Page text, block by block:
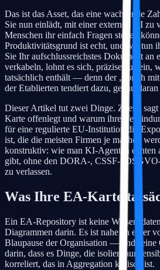
Das ist das Asset, das eine wachsende
Sie nun einlädt, mit einer externen KI zu
Menschen ihr einfach Fragen stellen
Produktivitätsgrund ist echt, und wir tun
Sie Ihr aufschlussreichstes Dokument
verkabeln, lohnt es sich, präzise zu sein,
tatsächlich enthält — denn der „sprich
der Etablierten tendiert dazu, genau
Dieser Artikel tut zwei Dinge. Zuerst
Karte offenlegt und warum ihre
für eine regulierte EU-Institution die
ist, die die meisten Firmen je machen
konstruktiv: wie man KI-Agenten echten
gibt, ohne den DORA-, CSSF-,
zu verlassen.
Was Ihre EA-Karte
Ein EA-Repository ist keine
Diagrammen darin. Es ist nahe an einer
Blaupause der Organisation — und seine
darin, dass es Dinge, die isoliert nur
korreliert, das in Aggregation kritisch ist.